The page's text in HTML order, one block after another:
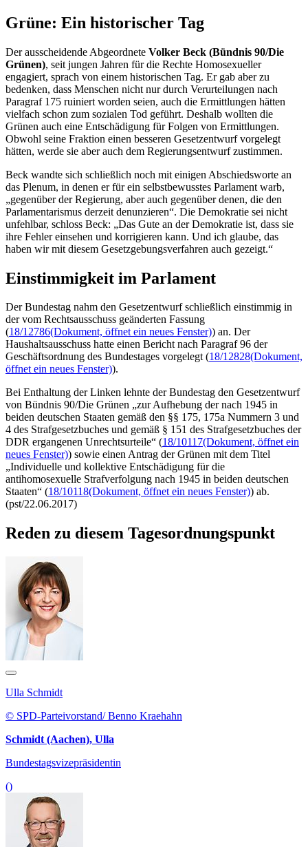
Grüne: Ein historischer Tag
Der ausscheidende Abgeordnete Volker Beck (Bündnis 90/Die
Grünen), seit jungen Jahren für die Rechte Homosexueller
engagiert, sprach von einem historischen Tag. Er gab aber zu
bedenken, dass Menschen nicht nur durch Verurteilungen nach
Paragraf 175 ruiniert worden seien, auch die Ermittlungen hätten
vielfach schon zum sozialen Tod geführt. Deshalb wollten die
Grünen auch eine Entschädigung für Folgen von Ermittlungen.
Obwohl seine Fraktion einen besseren Gesetzentwurf vorgelegt
hätten, werde sie aber auch dem Regierungsentwurf zustimmen.
Beck wandte sich schließlich noch mit einigen Abschiedsworte an
das Plenum, in denen er für ein selbstbewusstes Parlament warb,
„gegenüber der Regierung, aber auch gegenüber denen, die den
Parlamentarismus derzeit denunzieren“. Die Demokratie sei nicht
unfehlbar, schloss Beck: „Das Gute an der Demokratie ist, dass sie
ihre Fehler einsehen und korrigieren kann. Und ich glaube, das
haben wir mit diesem Gesetzgebungsverfahren auch gezeigt.“
Einstimmigkeit im Parlament
Der Bundestag nahm den Gesetzentwurf schließlich einstimmig in
der vom Rechtsausschuss geänderten Fassung
(18/12786(Dokument, öffnet ein neues Fenster)) an. Der
Haushaltsausschuss hatte einen Bericht nach Paragraf 96 der
Geschäftsordnung des Bundestages vorgelegt (18/12828(Dokument,
öffnet ein neues Fenster)).
Bei Enthaltung der Linken lehnte der Bundestag den Gesetzentwurf
von Bündnis 90/Die Grünen „zur Aufhebung der nach 1945 in
beiden deutschen Staaten gemäß den §§ 175, 175a Nummern 3 und
4 des Strafgesetzbuches und gemäß § 151 des Strafgesetzbuches der
DDR ergangenen Unrechtsurteile“ (18/10117(Dokument, öffnet ein
neues Fenster)) sowie einen Antrag der Grünen mit dem Titel
„Individuelle und kollektive Entschädigung für die
antihomosexuelle Strafverfolgung nach 1945 in beiden deutschen
Staaten“ (18/10118(Dokument, öffnet ein neues Fenster)) ab.
(pst/22.06.2017)
Reden zu diesem Tagesordnungspunkt
Ulla Schmidt
© SPD-Parteivorstand/ Benno Kraehahn
Schmidt (Aachen), Ulla
Bundestagsvizepräsidentin
()